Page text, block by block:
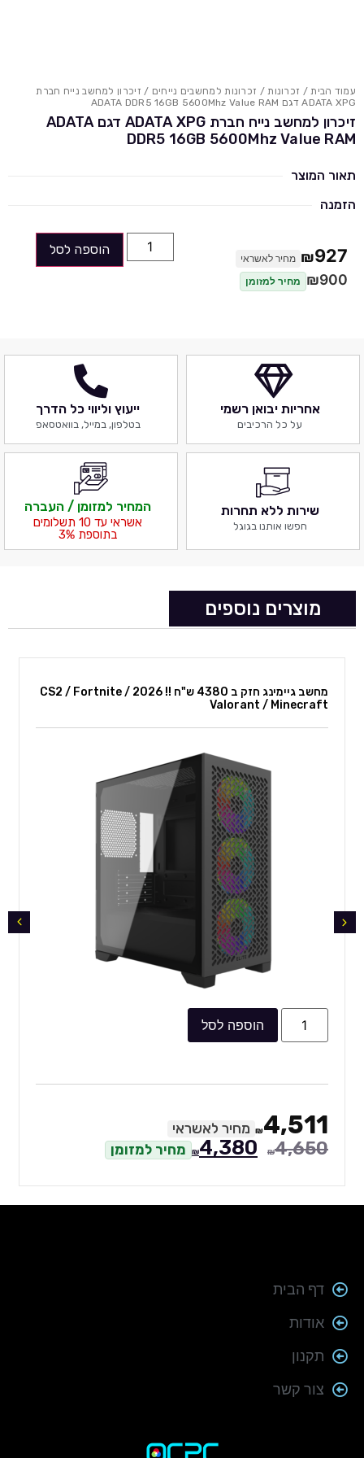
עמוד הבית/ זכרונות/ זכרונות למחשבים נייחים / זיכרון למחשב נייח חברת
ADATA XPG דגם ADATA DDR5 16GB 5600Mhz Value RAM
זיכרון למחשב נייח חברת ADATA XPG דגם ADATA
DDR5 16GB 5600Mhz Value RAM
תאור המוצר
הזמנה
₪927 מחיר לאשראי
₪900 מחיר למזומן
הוספה לסל
אחריות יבואן רשמי
על כל הרכיבים
ייעוץ וליווי כל הדרך
בטלפון, במייל, בוואטסאפ
שירות ללא תחרות
חפשו אותנו בגוגל
המחיר למזומן / העברה
אשראי עד 10 תשלומים
בתוספת 3%
מוצרים נוספים
מחשב גיימינג חזק ב 4380 ש"ח !! 2026 CS2 / Fortnite /
Valorant / Minecraft
הוספה לסל
₪4,511 מחיר לאשראי
₪4,650
₪4,380 מחיר למזומן
דף הבית
אודות
תקנון
צור קשר